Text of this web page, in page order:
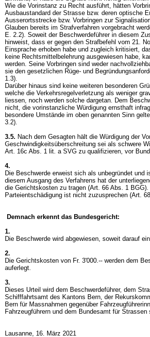
Wie die Vorinstanz zu Recht ausführt, hätten
Ausbaustandard der Strasse bzw. deren optische
Ausserortsstrecke bzw. Vorbringen zur
Glauben bereits im Strafverfahren vorgebracht
E. 2.2). Soweit der Beschwerdeführer in diesem
hinweist, dass er gegen den Strafbefehl vom 21.
Einsprache erhoben habe und zugleich kritisiert,
keine Rechtsmittelbelehrung ausgewiesen habe,
werden. Seine Vorbringen sind weder
sie den gesetzlichen Rüge- und
1.3).
Darüber hinaus sind keine weiteren besonderen
welche die Verkehrsregelverletzung als weniger
liessen, noch werden solche dargetan. Dem
nicht, die vorinstanzliche Würdigung ernsthaft
besondere Umstände im oben genannten Sinn
3.2).
3.5. Nach dem Gesagten hält die Würdigung der
Geschwindigkeitsüberschreitung sei als schwere
Art. 16c Abs. 1 lit. a SVG zu qualifizieren, vor
4.
Die Beschwerde erweist sich als unbegründet und
diesem Ausgang des Verfahrens hat der
die Gerichtskosten zu tragen (Art. 66 Abs. 1 BGG).
Parteientschädigung ist nicht zuzusprechen (Art.
Demnach erkennt das Bundesgericht:
1.
Die Beschwerde wird abgewiesen, soweit darauf
2.
Die Gerichtskosten von Fr. 3'000.-- werden dem
auferlegt.
3.
Dieses Urteil wird dem Beschwerdeführer, dem
Schifffahrtsamt des Kantons Bern, der
Bern für Massnahmen gegenüber
Fahrzeugführern und dem Bundesamt für
Lausanne, 16. März 2021